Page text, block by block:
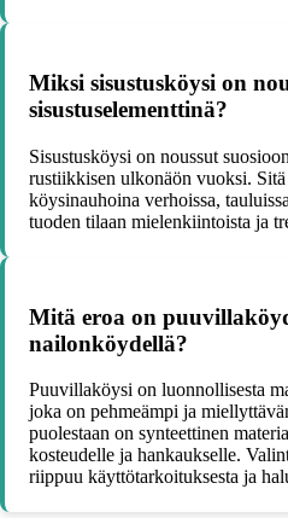
Miksi sisustusköysi on
sisustuselementtinä?
Sisustusköysi on noussut
rustiikkisen ulkonäön vuoksi.
köysinauhoina verhoissa,
tuoden tilaan mielenkiintoista ja
Mitä eroa on
nailonköydellä?
Puuvillaköysi on luonnollisesta
joka on pehmeämpi ja
puolestaan on synteettinen
kosteudelle ja hankaukselle.
riippuu käyttötarkoituksesta ja